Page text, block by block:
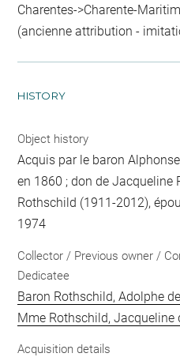
Charentes->Charente-
(ancienne attribution -
HISTORY
Object history
Acquis par le baron
en 1860 ; don de Jacqueline
Rothschild (1911-2012),
1974
Collector / Previous owner /
Dedicatee
Baron Rothschild, Adolphe de
Mme Rothschild, Jacqueline
Acquisition details